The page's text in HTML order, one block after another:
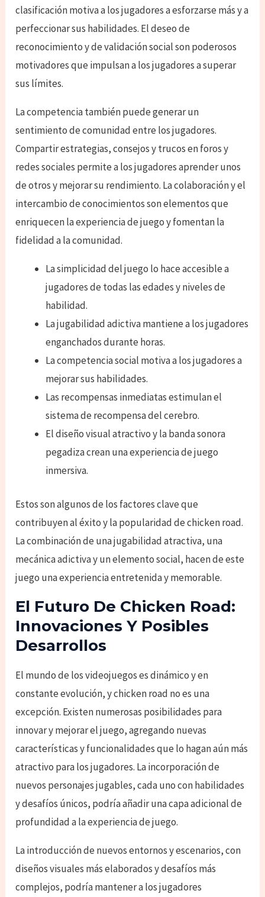
clasificación motiva a los jugadores a esforzarse más y a
perfeccionar sus habilidades. El deseo de
reconocimiento y de validación social son poderosos
motivadores que impulsan a los jugadores a superar
sus límites.
La competencia también puede generar un
sentimiento de comunidad entre los jugadores.
Compartir estrategias, consejos y trucos en foros y
redes sociales permite a los jugadores aprender unos
de otros y mejorar su rendimiento. La colaboración y el
intercambio de conocimientos son elementos que
enriquecen la experiencia de juego y fomentan la
fidelidad a la comunidad.
La simplicidad del juego lo hace accesible a
jugadores de todas las edades y niveles de
habilidad.
La jugabilidad adictiva mantiene a los jugadores
enganchados durante horas.
La competencia social motiva a los jugadores a
mejorar sus habilidades.
Las recompensas inmediatas estimulan el
sistema de recompensa del cerebro.
El diseño visual atractivo y la banda sonora
pegadiza crean una experiencia de juego
inmersiva.
Estos son algunos de los factores clave que
contribuyen al éxito y la popularidad de chicken road.
La combinación de una jugabilidad atractiva, una
mecánica adictiva y un elemento social, hacen de este
juego una experiencia entretenida y memorable.
El Futuro De Chicken Road:
Innovaciones Y Posibles
Desarrollos
El mundo de los videojuegos es dinámico y en
constante evolución, y chicken road no es una
excepción. Existen numerosas posibilidades para
innovar y mejorar el juego, agregando nuevas
características y funcionalidades que lo hagan aún más
atractivo para los jugadores. La incorporación de
nuevos personajes jugables, cada uno con habilidades
y desafíos únicos, podría añadir una capa adicional de
profundidad a la experiencia de juego.
La introducción de nuevos entornos y escenarios, con
diseños visuales más elaborados y desafíos más
complejos, podría mantener a los jugadores